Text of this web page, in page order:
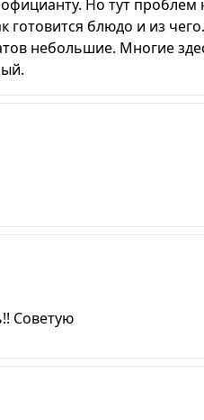
Но тут
готовится блюдо и из
небольшие. Многие
Советую